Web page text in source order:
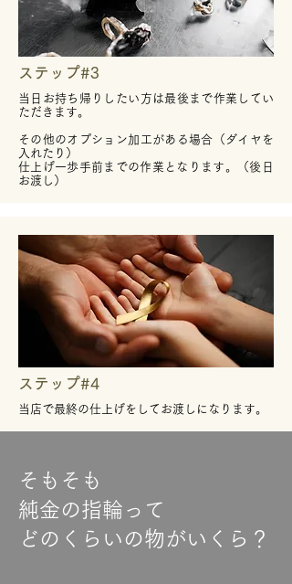
ステップ#3
当日お持ち帰りしたい方は最後まで作業してい
ただきます。
その他のオプション加工がある場合（ダイヤを
入れたり）
​仕上げ一歩手前までの作業となります。（後日
お渡し）
ステップ#4
​当店で最終の仕上げをしてお渡しになります。
そもそも
純金の指輪って
​どのくらいの物がいくら？